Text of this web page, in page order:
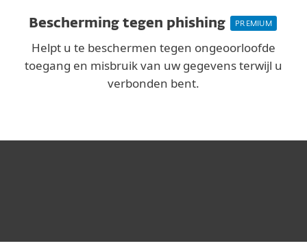
Bescherming tegen phishing PREMIUM
Helpt u te beschermen tegen ongeoorloofde
toegang en misbruik van uw gegevens terwijl u
verbonden bent.